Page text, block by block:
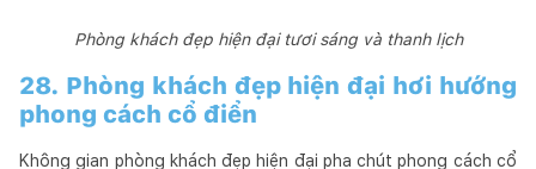
Phòng khách đẹp hiện đại tươi sáng và thanh lịch
28. Phòng khách đẹp hiện đại hơi hướng
phong cách cổ điển
Không gian phòng khách đẹp hiện đại pha chút phong cách cổ